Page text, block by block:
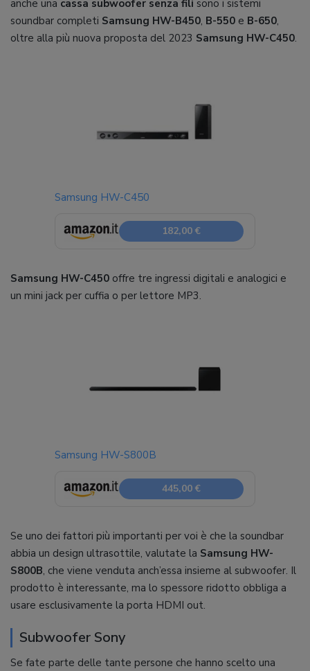
anche una cassa subwoofer senza fili sono i sistemi
soundbar completi Samsung HW-B450, B-550 e B-650,
oltre alla più nuova proposta del 2023 Samsung HW-C450.
Samsung HW-C450
182,00 €
Samsung HW-C450 offre tre ingressi digitali e analogici e
un mini jack per cuffia o per lettore MP3.
Samsung HW-S800B
445,00 €
Se uno dei fattori più importanti per voi è che la soundbar
abbia un design ultrasottile, valutate la Samsung HW-
S800B, che viene venduta anch’essa insieme al subwoofer. Il
prodotto è interessante, ma lo spessore ridotto obbliga a
usare esclusivamente la porta HDMI out.
Subwoofer Sony
Se fate parte delle tante persone che hanno scelto una